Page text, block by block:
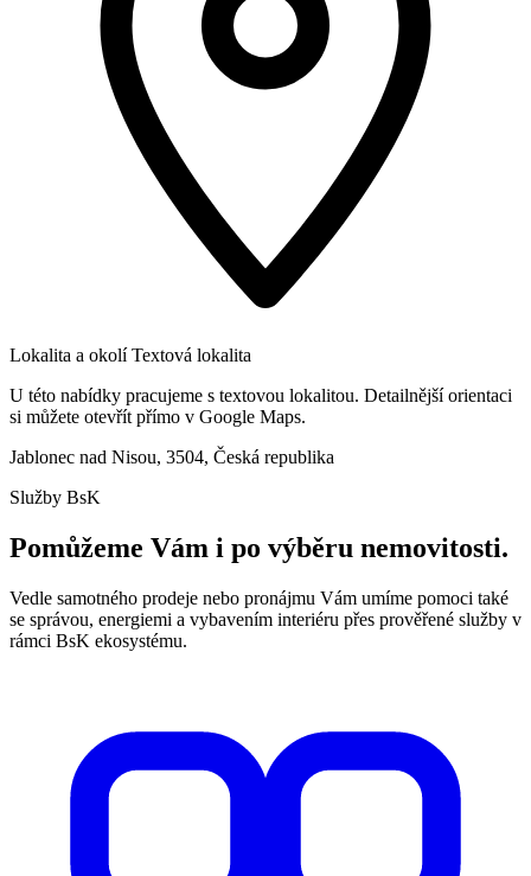
Lokalita a okolí Textová lokalita
U této nabídky pracujeme s textovou lokalitou. Detailnější orientaci
si můžete otevřít přímo v Google Maps.
Jablonec nad Nisou, 3504, Česká republika
Služby BsK
Pomůžeme Vám i po výběru nemovitosti.
Vedle samotného prodeje nebo pronájmu Vám umíme pomoci také
se správou, energiemi a vybavením interiéru přes prověřené služby v
rámci BsK ekosystému.